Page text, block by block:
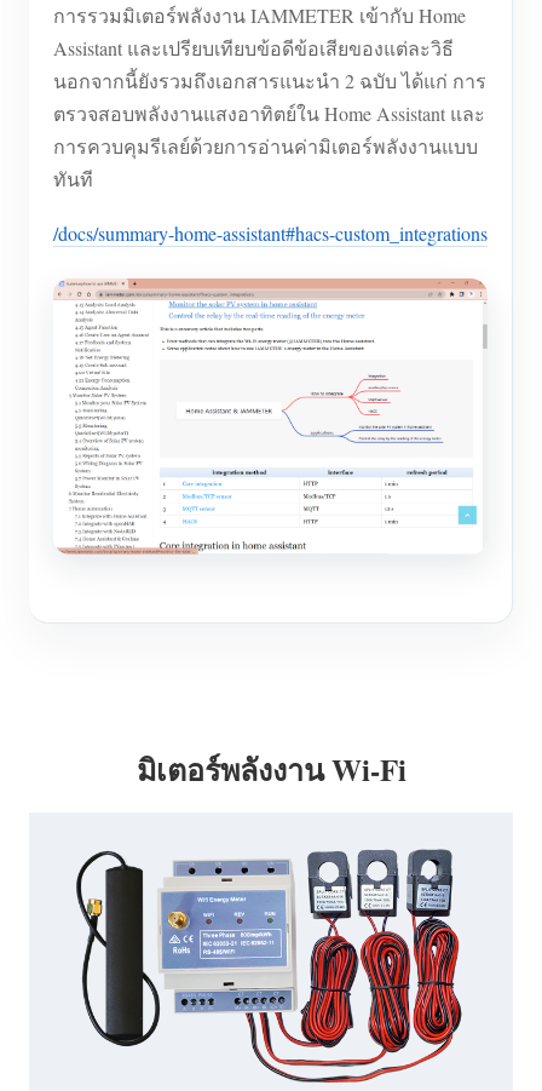
การรวมมิเตอร์พลังงาน IAMMETER เข้ากับ Home
Assistant และเปรียบเทียบข้อดีข้อเสียของแต่ละวิธี
นอกจากนี้ยังรวมถึงเอกสารแนะนำ 2 ฉบับ ได้แก่ การ
ตรวจสอบพลังงานแสงอาทิตย์ใน Home Assistant และ
การควบคุมรีเลย์ด้วยการอ่านค่ามิเตอร์พลังงานแบบ
ทันที
/docs/summary-home-assistant#hacs-custom_integrations
มิเตอร์พลังงาน Wi-Fi